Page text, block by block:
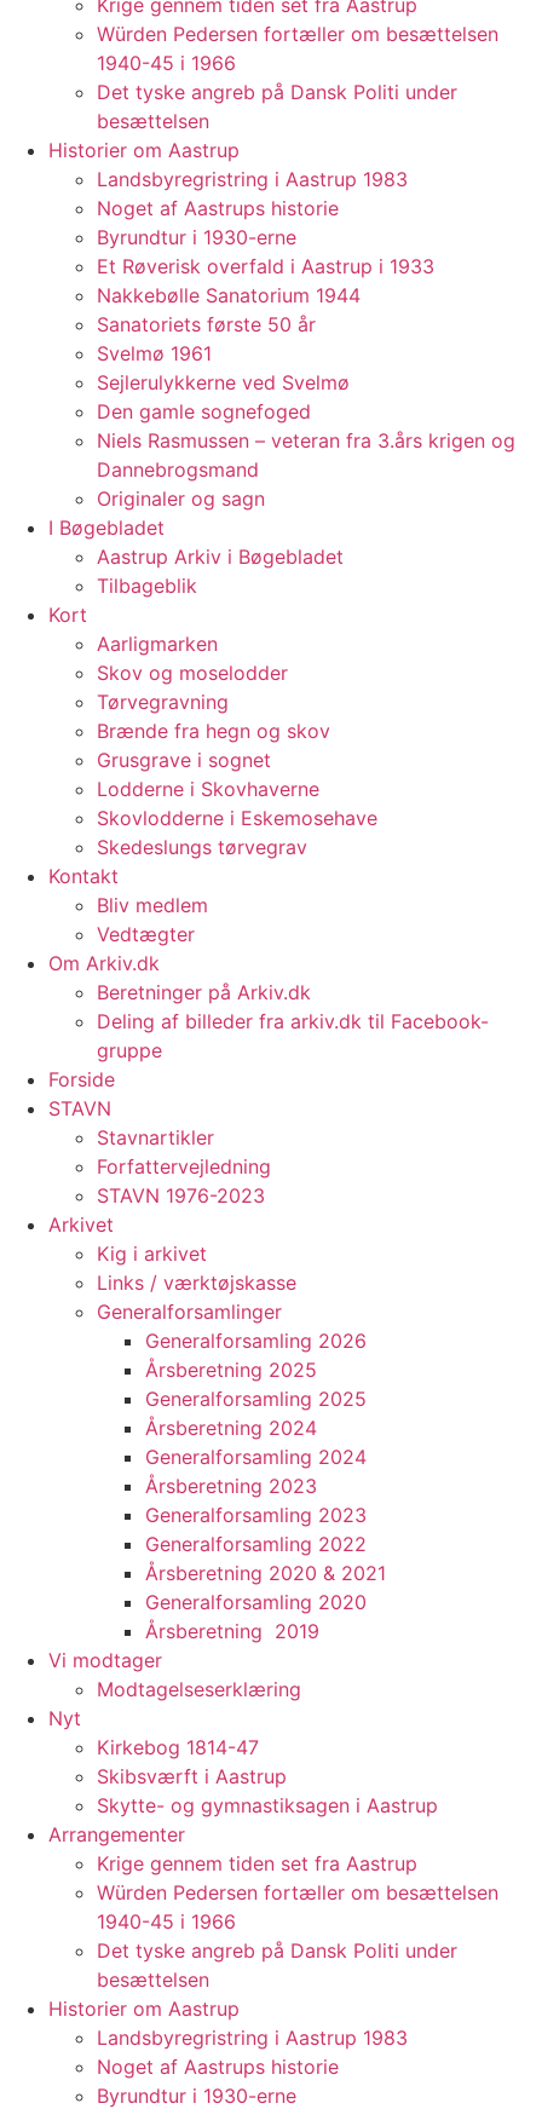
Krige gennem tiden set fra Aastrup
Würden Pedersen fortæller om besættelsen
1940-45 i 1966
Det tyske angreb på Dansk Politi under
besættelsen
Historier om Aastrup
Landsbyregristring i Aastrup 1983
Noget af Aastrups historie
Byrundtur i 1930-erne
Et Røverisk overfald i Aastrup i 1933
Nakkebølle Sanatorium 1944
Sanatoriets første 50 år
Svelmø 1961
Sejlerulykkerne ved Svelmø
Den gamle sognefoged
Niels Rasmussen – veteran fra 3.års krigen og
Dannebrogsmand
Originaler og sagn
I Bøgebladet
Aastrup Arkiv i Bøgebladet
Tilbageblik
Kort
Aarligmarken
Skov og moselodder
Tørvegravning
Brænde fra hegn og skov
Grusgrave i sognet
Lodderne i Skovhaverne
Skovlodderne i Eskemosehave
Skedeslungs tørvegrav
Kontakt
Bliv medlem
Vedtægter
Om Arkiv.dk
Beretninger på Arkiv.dk
Deling af billeder fra arkiv.dk til Facebook-
gruppe
Forside
STAVN
Stavnartikler
Forfattervejledning
STAVN 1976-2023
Arkivet
Kig i arkivet
Links / værktøjskasse
Generalforsamlinger
Generalforsamling 2026
Årsberetning 2025
Generalforsamling 2025
Årsberetning 2024
Generalforsamling 2024
Årsberetning 2023
Generalforsamling 2023
Generalforsamling 2022
Årsberetning 2020 & 2021
Generalforsamling 2020
Årsberetning 2019
Vi modtager
Modtagelseserklæring
Nyt
Kirkebog 1814-47
Skibsværft i Aastrup
Skytte- og gymnastiksagen i Aastrup
Arrangementer
Krige gennem tiden set fra Aastrup
Würden Pedersen fortæller om besættelsen
1940-45 i 1966
Det tyske angreb på Dansk Politi under
besættelsen
Historier om Aastrup
Landsbyregristring i Aastrup 1983
Noget af Aastrups historie
Byrundtur i 1930-erne